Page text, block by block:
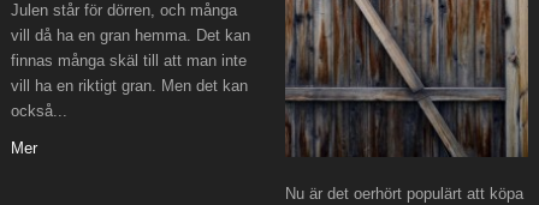
Julen står för dörren, och många
vill då ha en gran hemma. Det kan
finnas många skäl till att man inte
vill ha en riktigt gran. Men det kan
också...
Mer
Nu är det oerhört populärt att köpa